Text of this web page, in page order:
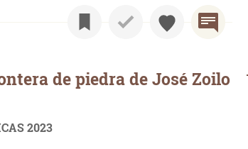
de piedra de José Zoilo
2023